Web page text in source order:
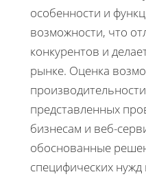
особенности и
возможности, что
конкурентов и
рынке. Оценка
представленных
бизнесам и веб-
обоснованные
специфических